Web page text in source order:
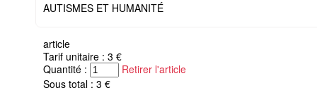
AUTISMES ET HUMANITÉ
article
Tarif unitaire : 3 €
Quantité :
Retirer l'article
Sous total : 3 €